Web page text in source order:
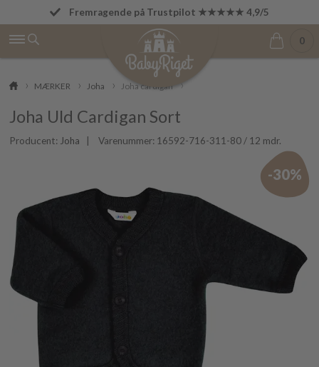
Fri fragt fra 499 kr.
Fremragende på Trustpilot ★★★★★ 4,9/5
0
MÆRKER Joha Joha cardigan
Joha Uld Cardigan Sort
Producent: Joha | Varenummer: 16592-716-311-80 / 12 mdr.
-30%